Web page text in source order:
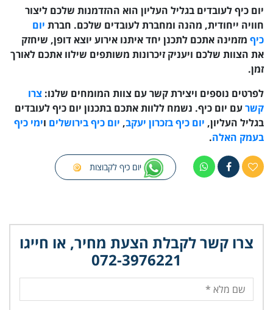
יום כיף לעובדים בגליל העליון הוא ההזדמנות שלכם ליצור
חוויה ייחודית, מהנה ומחברת לעובדים שלכם. חברת יום
כיף מזמינה אתכם לתכנן יחד איתנו אירוע יוצא דופן, שיחזק
את הצוות שלכם ויעניק זיכרונות משותפים שילוו אתכם לאורך
זמן.
לפרטים נוספים ויצירת קשר עם צוות המומחים שלנו: צרו
קשרעם יום כיף. נשמח ללוות אתכם בתכנון יום כיף לעובדים
בגליל העליון, יום כיף בזכרון יעקב, יום כיף בירושלים וימי כיף
בעמק האלה.
יום כיף לקבוצות
צרו קשר לקבלת הצעת מחיר, או חייגו
072-3976221